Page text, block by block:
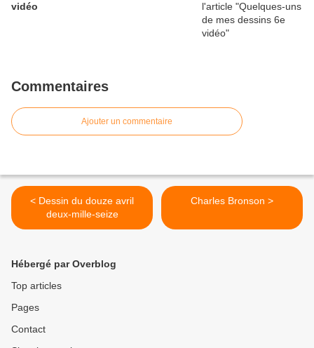
vidéo
Commentaires
Ajouter un commentaire
< Dessin du douze avril
deux-mille-seize
Charles Bronson >
Hébergé par Overblog
Top articles
Pages
Contact